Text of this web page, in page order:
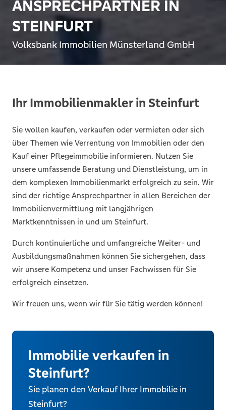
ANSPRECHPARTNER IN
STEINFURT
Volksbank Immobilien Münsterland GmbH
Ihr Immobilienmakler in Steinfurt
Sie wollen kaufen, verkaufen oder vermieten oder sich
über Themen wie Verrentung von Immobilien oder den
Kauf einer Pflegeimmobilie informieren. Nutzen Sie
unsere umfassende Beratung und Dienstleistung, um in
dem komplexen Immobilienmarkt erfolgreich zu sein. Wir
sind der richtige Ansprechpartner in allen Bereichen der
Immobilienvermittlung mit langjährigen
Marktkenntnissen in und um Steinfurt.
Durch kontinuierliche und umfangreiche Weiter- und
Ausbildungsmaßnahmen können Sie sichergehen, dass
wir unsere Kompetenz und unser Fachwissen für Sie
erfolgreich einsetzen.
Wir freuen uns, wenn wir für Sie tätig werden können!
Immobilie verkaufen in
Steinfurt?
Sie planen den Verkauf Ihrer Immobilie in
Steinfurt?